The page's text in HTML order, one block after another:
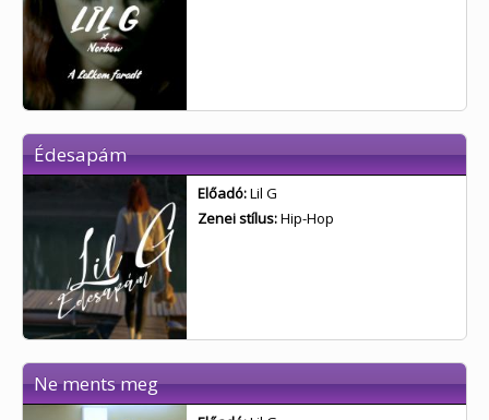
Édesapám
Előadó:Lil G
Zenei stílus:Hip-Hop
Ne ments meg